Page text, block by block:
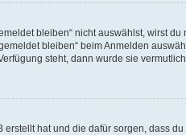
bleiben“ nicht auswählst, wirst
bleiben“ beim Anmelden
steht, dann wurde sie
erstellt hat und die dafür sorgen, dass